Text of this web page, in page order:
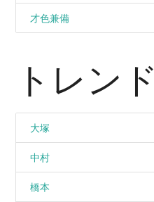
才色兼備
トレンド
大塚
中村
橋本